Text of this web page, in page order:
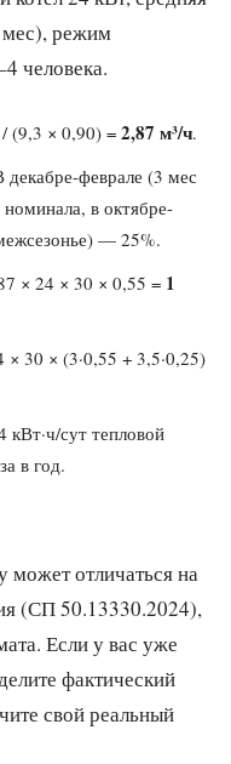
мес), режим
человека.
(9,3 × 0,90) = 2,87 м³/ч.
декабре-феврале (3 мес
в октябре-
— 25%.
× 24 × 30 × 0,55 = 1
30 × (3·0,55 + 3,5·0,25)
сут тепловой
в год.
может отличаться на
(СП 50.13330.2024),
Если у вас уже
фактический
свой реальный